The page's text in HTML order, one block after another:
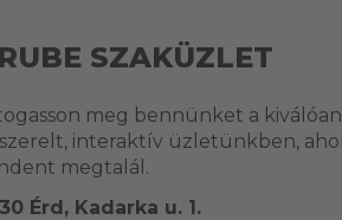
SZAKÜZLET
meg bennünket a kiválóan
interaktív üzletünkben, ahol
megtalál.
Érd, Kadarka u. 1.